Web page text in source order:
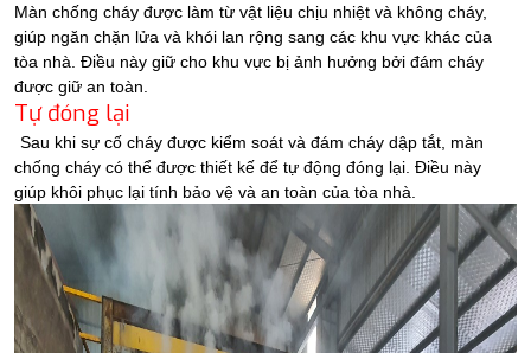
Màn chống cháy được làm từ vật liệu chịu nhiệt và không cháy,
giúp ngăn chặn lửa và khói lan rộng sang các khu vực khác của
tòa nhà. Điều này giữ cho khu vực bị ảnh hưởng bởi đám cháy
được giữ an toàn.
Tự đóng lại
Sau khi sự cố cháy được kiểm soát và đám cháy dập tắt, màn
chống cháy có thể được thiết kế để tự động đóng lại. Điều này
giúp khôi phục lại tính bảo vệ và an toàn của tòa nhà.